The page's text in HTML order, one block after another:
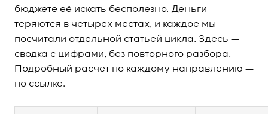
бюджете её искать бесполезно. Деньги
теряются в четырёх местах, и каждое мы
посчитали отдельной статьёй цикла. Здесь —
сводка с цифрами, без повторного разбора.
Подробный расчёт по каждому направлению —
по ссылке.